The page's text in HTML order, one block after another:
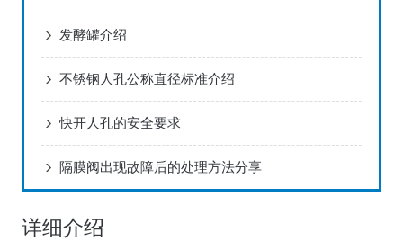
发酵罐介绍
不锈钢人孔公称直径标准介绍
快开人孔的安全要求
隔膜阀出现故障后的处理方法分享
详细介绍